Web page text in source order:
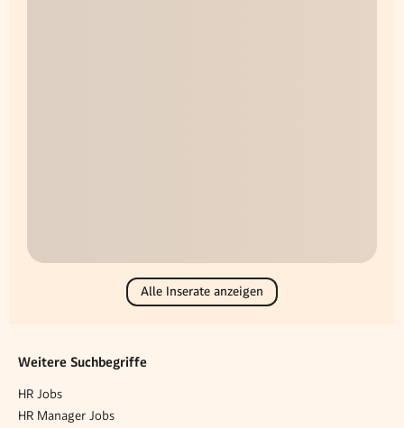
Alle Inserate anzeigen
Weitere Suchbegriffe
HR Jobs
HR Manager Jobs